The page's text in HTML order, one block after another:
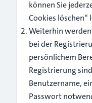
können Sie
Cookies löschen“
Weiterhin
bei der
persönlichem
Registrierung
Benutzername,
Passwort